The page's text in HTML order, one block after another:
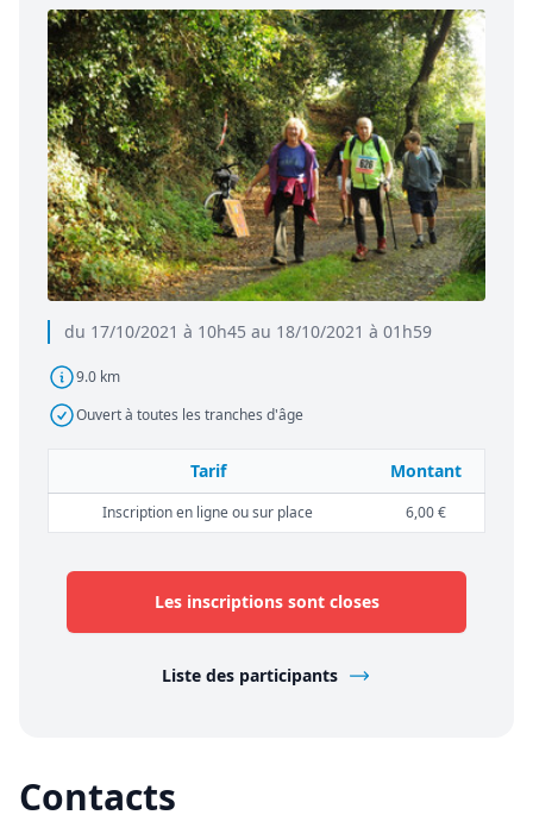
du 17/10/2021 à 10h45 au 18/10/2021 à 01h59
9.0 km
Ouvert à toutes les tranches d'âge
Tarif Montant
Inscription en ligne ou sur place 6,00 €
Les inscriptions sont closes
Liste des participants
Contacts